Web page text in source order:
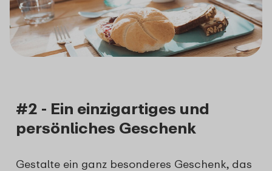
#2 - Ein einzigartiges und
persönliches Geschenk
Gestalte ein ganz besonderes Geschenk, das